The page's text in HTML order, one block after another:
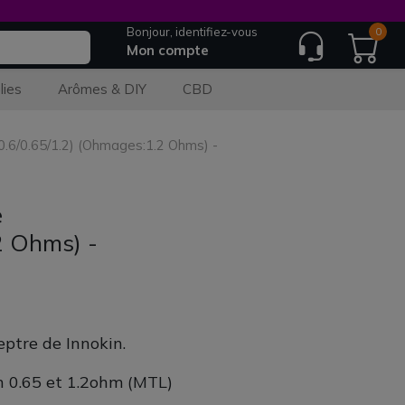
Bonjour, identifiez-vous
Mon compte
0
Arômes & DIY CBD
0.65/1.2) (Ohmages:1.2 Ohms) -
Ohms) -
de Innokin.
0.65 et 1.2ohm (MTL)